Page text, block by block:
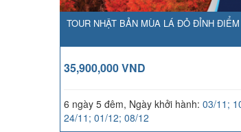
TOUR NHẬT BẢN MÙA LÁ ĐỎ ĐỈNH
35,900,000 VND
6 ngày 5 đêm, Ngày khởi hành: 03/11;
24/11; 01/12; 08/12